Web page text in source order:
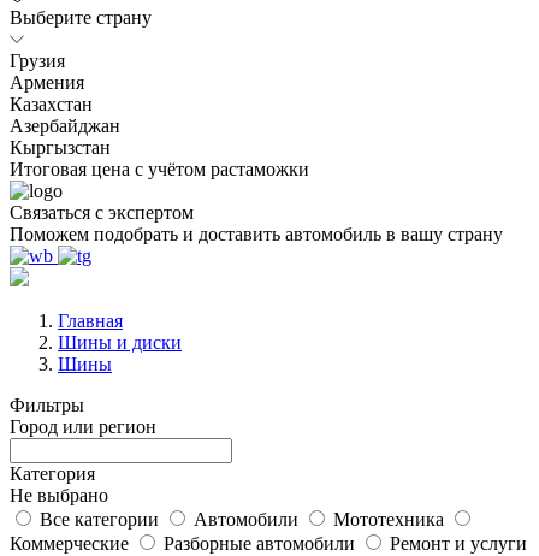
Выберите страну
Грузия
Армения
Казахстан
Азербайджан
Кыргызстан
Итоговая цена с учётом растаможки
Связаться с экспертом
Поможем подобрать и доставить автомобиль в вашу страну
Главная
Шины и диски
Шины
Фильтры
Город или регион
Категория
Не выбрано
Все категории
Автомобили
Мототехника
Коммерческие
Разборные автомобили
Ремонт и услуги